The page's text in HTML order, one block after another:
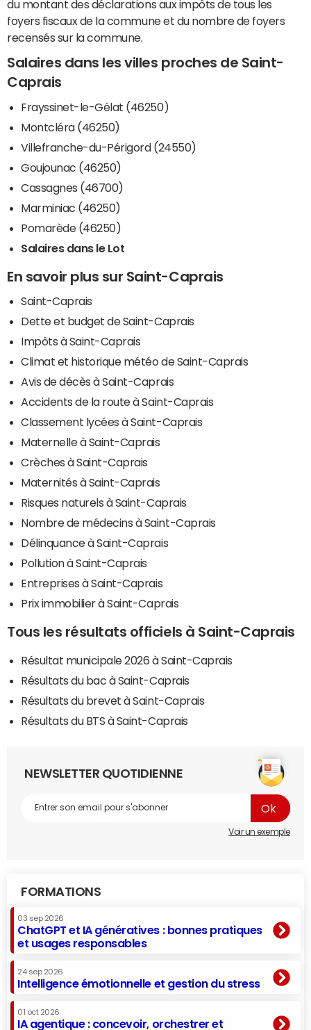
du montant des déclarations aux impôts de tous les
foyers fiscaux de la commune et du nombre de foyers
recensés sur la commune.
Salaires dans les villes proches de Saint-
Caprais
Frayssinet-le-Gélat (46250)
Montcléra (46250)
Villefranche-du-Périgord (24550)
Goujounac (46250)
Cassagnes (46700)
Marminiac (46250)
Pomarède (46250)
Salaires dans le Lot
En savoir plus sur Saint-Caprais
Saint-Caprais
Dette et budget de Saint-Caprais
Impôts à Saint-Caprais
Climat et historique météo de Saint-Caprais
Avis de décès à Saint-Caprais
Accidents de la route à Saint-Caprais
Classement lycées à Saint-Caprais
Maternelle à Saint-Caprais
Crèches à Saint-Caprais
Maternités à Saint-Caprais
Risques naturels à Saint-Caprais
Nombre de médecins à Saint-Caprais
Délinquance à Saint-Caprais
Pollution à Saint-Caprais
Entreprises à Saint-Caprais
Prix immobilier à Saint-Caprais
Tous les résultats officiels à Saint-Caprais
Résultat municipale 2026 à Saint-Caprais
Résultats du bac à Saint-Caprais
Résultats du brevet à Saint-Caprais
Résultats du BTS à Saint-Caprais
NEWSLETTER QUOTIDIENNE
Voir un exemple
FORMATIONS
03 sep 2026
ChatGPT et IA génératives : bonnes pratiques
et usages responsables
24 sep 2026
Intelligence émotionnelle et gestion du stress
01 oct 2026
IA agentique : concevoir, orchestrer et